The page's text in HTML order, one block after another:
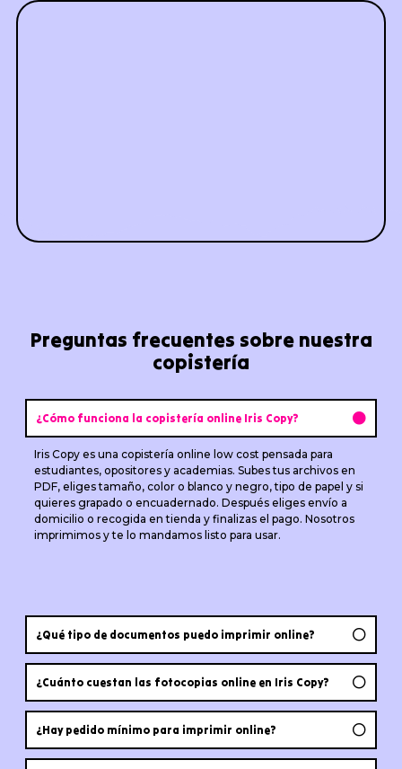
Preguntas frecuentes sobre nuestra
copistería
¿Cómo funciona la copistería online Iris Copy?
Iris Copy es una copistería online low cost pensada para
estudiantes, opositores y academias. Subes tus archivos en
PDF, eliges tamaño, color o blanco y negro, tipo de papel y si
quieres grapado o encuadernado. Después eliges envío a
domicilio o recogida en tienda y finalizas el pago. Nosotros
imprimimos y te lo mandamos listo para usar.
¿Qué tipo de documentos puedo imprimir online?
¿Cuánto cuestan las fotocopias online en Iris Copy?
¿Hay pedido mínimo para imprimir online?